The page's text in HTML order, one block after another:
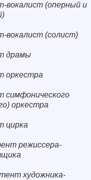
вокалист (оперный и
вокалист (солист)
драмы
оркестра
симфонического
оркестра
цирка
режиссера-
художника-